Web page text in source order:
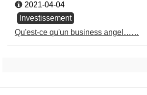
2021-04-04
Investissement
Qu'est-ce qu'un business angel……